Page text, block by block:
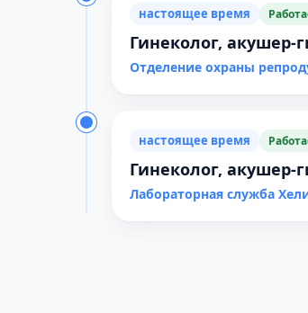
настоящее время
Гинеколог, акушер-
Отделение охраны
настоящее время
Гинеколог, акушер-
Лабораторная служба